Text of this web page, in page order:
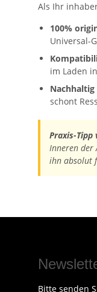
Als Ihr
100%
Universal-
im Laden
schont
Praxis-Tipp
Inneren der
ihn absolut
Bitte senden